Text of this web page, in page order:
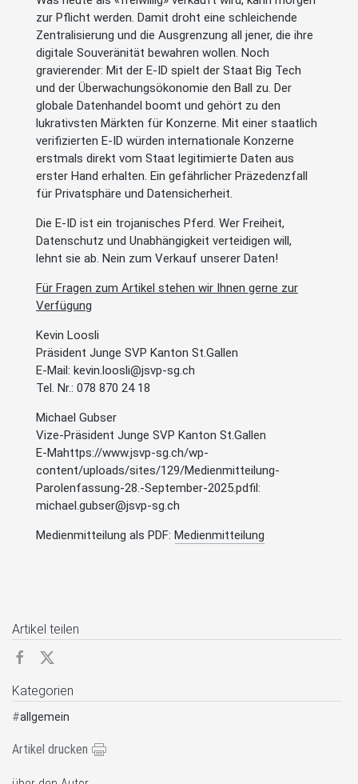
zur Pflicht werden. Damit droht eine schleichende
Zentralisierung und die Ausgrenzung all jener, die ihre
digitale Souveränität bewahren wollen. Noch
gravierender: Mit der E-ID spielt der Staat Big Tech
und der Überwachungsökonomie den Ball zu. Der
globale Datenhandel boomt und gehört zu den
lukrativsten Märkten für Konzerne. Mit einer staatlich
verifizierten E-ID würden internationale Konzerne
erstmals direkt vom Staat legitimierte Daten aus
erster Hand erhalten. Ein gefährlicher Präzedenzfall
für Privatsphäre und Datensicherheit.
Die E-ID ist ein trojanisches Pferd. Wer Freiheit,
Datenschutz und Unabhängigkeit verteidigen will,
lehnt sie ab. Nein zum Verkauf unserer Daten!
Für Fragen zum Artikel stehen wir Ihnen gerne zur
Verfügung
Kevin Loosli
Präsident Junge SVP Kanton St.Gallen
E-Mail: kevin.loosli@jsvp-sg.ch
Tel. Nr.: 078 870 24 18
Michael Gubser
Vize-Präsident Junge SVP Kanton St.Gallen
E-Mahttps://www.jsvp-sg.ch/wp-
content/uploads/sites/129/Medienmitteilung-
Parolenfassung-28.-September-2025.pdfil:
michael.gubser@jsvp-sg.ch
Medienmitteilung als PDF: Medienmitteilung
Artikel teilen
Kategorien
#allgemein
Artikel drucken